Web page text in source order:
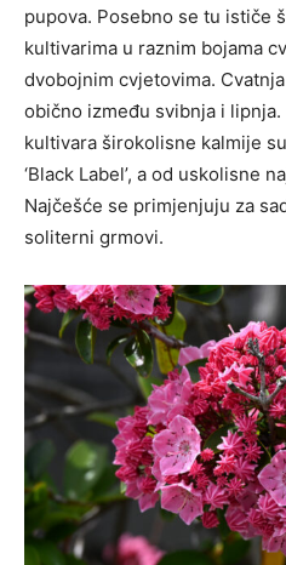
pupova. Posebno se tu ističe
kultivarima u raznim bojama
dvobojnim cvjetovima.
obično između svibnja i
kultivara širokolisne kalmije su
‘Black Label’, a od uskolisne
Najčešće se primjenjuju za
soliterni grmovi.